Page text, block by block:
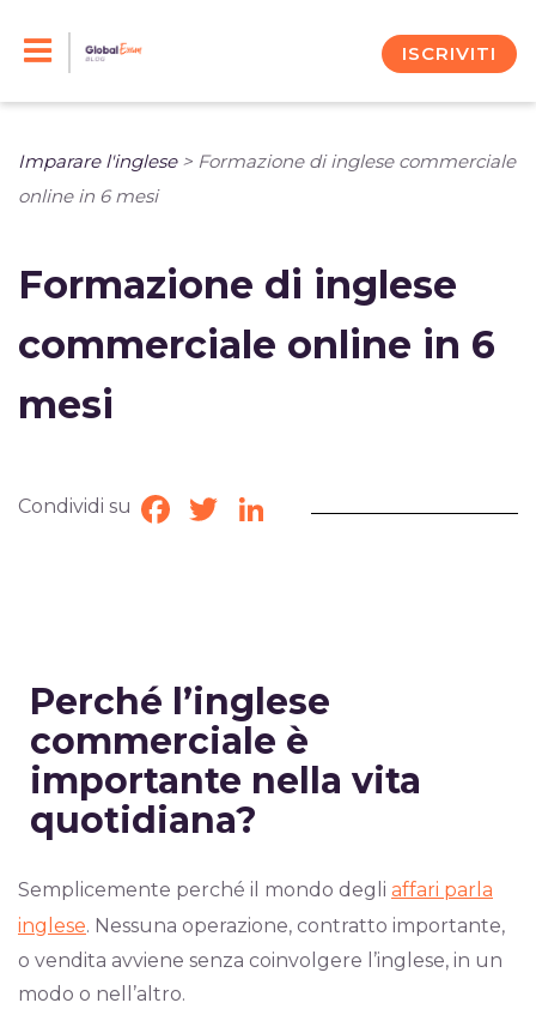
ISCRIVITI
Imparare l'inglese> Formazione di inglese commerciale
online in 6 mesi
Formazione di inglese
commerciale online in 6
mesi
Condividi su Facebook
TwitterLinkedIn
Perché l’inglese
commerciale è
importante nella vita
quotidiana?
Semplicemente perché il mondo degli affari parla
inglese. Nessuna operazione, contratto importante,
o vendita avviene senza coinvolgere l’inglese, in un
modo o nell’altro.